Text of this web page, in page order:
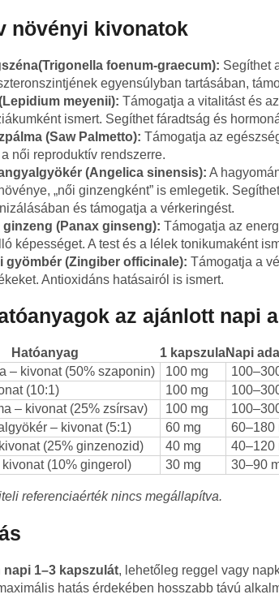
növényi kivonatok
(Trigonella foenum-graecum): Segíthet
egyensúlyban tartásában,
meyenii): Támogatja a vitalitást és
ismert. Segíthet fáradtság és
(Saw Palmetto): Támogatja az
a női reproduktív rendszerre.
(Angelica sinensis): A
„női ginzengként” is emlegetik.
és támogatja a vérkeringést.
ginzeng (Panax ginseng): Támogatja az
képességet. A test és a lélek tonikumaként
gyömbér (Zingiber officinale): Támogatja a
Antioxidáns hatásairól is ismert.
az ajánlott napi
Hatóanyag 1 kapszulaNapi
– kivonat (50% szaponin)
100 mg
(10:1)
100 mg
– kivonat (25% zsírsav)
100 mg
– kivonat (5:1)
60 mg 60–180
(25% ginzenozid)
40 mg 40–120
(10% gingerol)
30 mg 30–90
referenciaérték nincs megállapítva.
napi 1–3 kapszulát, lehetőleg reggel vagy
hatás érdekében hosszabb távú